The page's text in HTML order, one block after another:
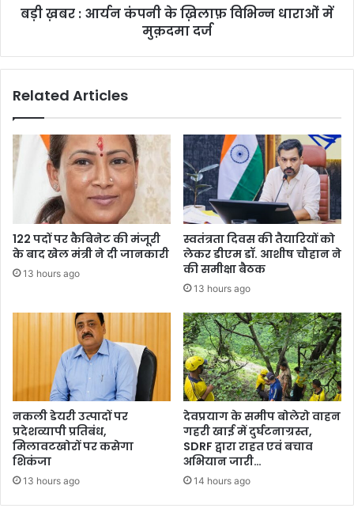
बड़ी ख़बर : आर्यन कंपनी के ख़िलाफ़ विभिन्न धाराओं में
मुक़दमा दर्ज
Related Articles
122 पदों पर कैबिनेट की मंजूरी
के बाद खेल मंत्री ने दी जानकारी
13 hours ago
स्वतंत्रता दिवस की तैयारियों को
लेकर डीएम डॉ. आशीष चौहान ने
की समीक्षा बैठक
13 hours ago
नकली डेयरी उत्पादों पर
प्रदेशव्यापी प्रतिबंध,
मिलावटखोरों पर कसेगा
शिकंजा
13 hours ago
देवप्रयाग के समीप बोलेरो वाहन
गहरी खाई में दुर्घटनाग्रस्त,
SDRF द्वारा राहत एवं बचाव
अभियान जारी…
14 hours ago